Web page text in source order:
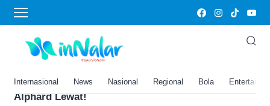
Internasional News Nasional Regional Bola
Yunani
Sekolah Internasional THINK
Global School Ajak Siswa
Tahunnya, Biaya: Harga Mobil
Alphard Lewat!